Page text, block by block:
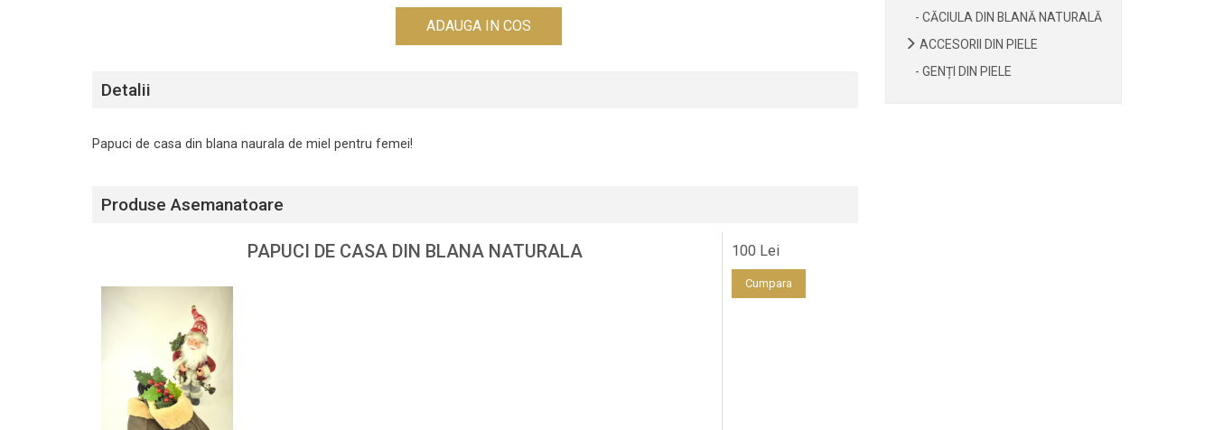
ADAUGA IN COS
Detalii
Papuci de casa din blana naurala de miel pentru femei!
Produse Asemanatoare
PAPUCI DE CASA DIN BLANA NATURALA 100 Lei
Cumpara
- CĂCIULA DIN BLANĂ NATURALĂ
ACCESORII DIN PIELE
- GENȚI DIN PIELE